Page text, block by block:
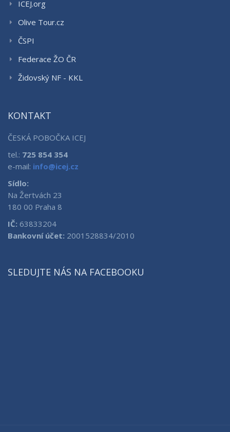
ICEJ.org
Olive Tour.cz
ČSPI
Federace ŽO ČR
Židovský NF - KKL
KONTAKT
ČESKÁ POBOČKA ICEJ
tel.: 725 854 354
e-mail: info@icej.cz
Sídlo:
Na Žertvách 23
180 00 Praha 8
IČ: 63833204
Bankovní účet: 2001528834/2010
SLEDUJTE NÁS NA FACEBOOKU